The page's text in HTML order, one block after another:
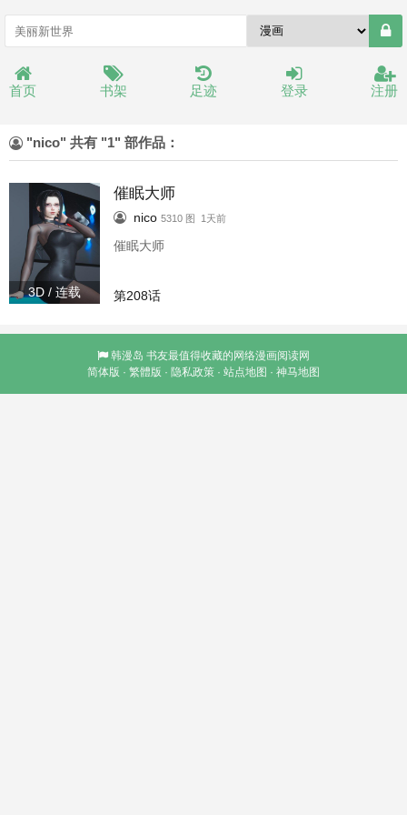
首页 书架 足迹 登录 注册
"nico" 共有 "1" 部作品：
3D / 连载
催眠大师
nico 5310 图 1天前
催眠大师
第208话
韩漫岛 书友最值得收藏的网络漫画阅读网
简体版 · 繁體版 · 隐私政策 · 站点地图 · 神马地图